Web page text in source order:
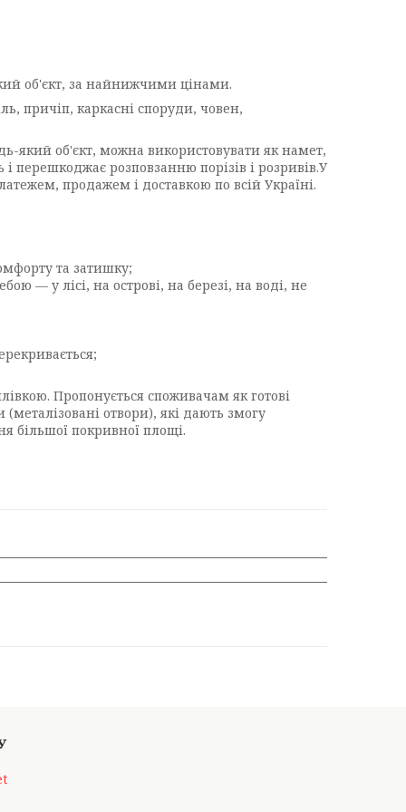
об'єкт, за найнижчими цінами.
причіп, каркасні споруди, човен,
який об'єкт, можна використовувати як намет,
перешкоджає розповзанню порізів і розривів.У
продажем і доставкою по всій Україні.
та затишку;
— у лісі, на острові, на березі, на воді, не
Пропонується споживачам як готові
отвори), які дають змогу
більшої покривної площі.